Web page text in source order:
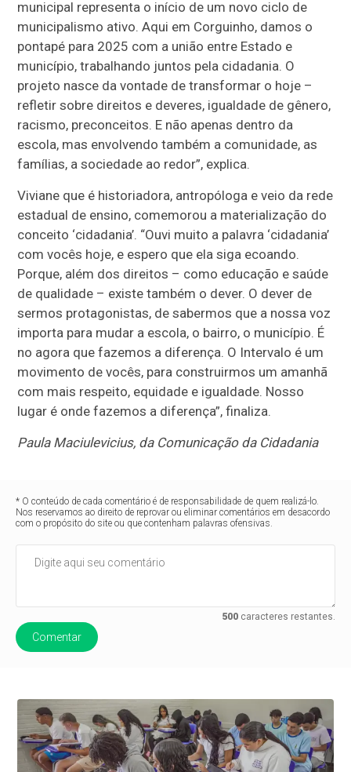
municipal representa o início de um novo ciclo de
municipalismo ativo. Aqui em Corguinho, damos o
pontapé para 2025 com a união entre Estado e
município, trabalhando juntos pela cidadania. O
projeto nasce da vontade de transformar o hoje –
refletir sobre direitos e deveres, igualdade de gênero,
racismo, preconceitos. E não apenas dentro da
escola, mas envolvendo também a comunidade, as
famílias, a sociedade ao redor”, explica.
Viviane que é historiadora, antropóloga e veio da rede
estadual de ensino, comemorou a materialização do
conceito ‘cidadania’. “Ouvi muito a palavra ‘cidadania’
com vocês hoje, e espero que ela siga ecoando.
Porque, além dos direitos – como educação e saúde
de qualidade – existe também o dever. O dever de
sermos protagonistas, de sabermos que a nossa voz
importa para mudar a escola, o bairro, o município. É
no agora que fazemos a diferença. O Intervalo é um
movimento de vocês, para construirmos um amanhã
com mais respeito, equidade e igualdade. Nosso
lugar é onde fazemos a diferença”, finaliza.
Paula Maciulevicius, da Comunicação da Cidadania
* O conteúdo de cada comentário é de responsabilidade de quem realizá-lo.
Nos reservamos ao direito de reprovar ou eliminar comentários em desacordo
com o propósito do site ou que contenham palavras ofensivas.
500caracteres restantes.
Comentar